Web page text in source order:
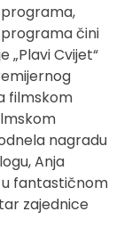
čini
Cvijet“
filmskom
nagradu
Anja
u fantastičnom
zajednice